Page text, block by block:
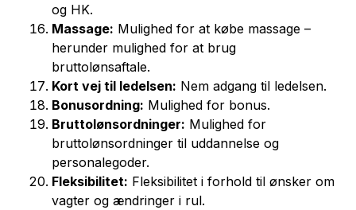
og HK.
Massage: Mulighed for at købe massage –
herunder mulighed for at brug
bruttolønsaftale.
Kort vej til ledelsen: Nem adgang til ledelsen.
Bonusordning: Mulighed for bonus.
Bruttolønsordninger: Mulighed for
bruttolønsordninger til uddannelse og
personalegoder.
Fleksibilitet: Fleksibilitet i forhold til ønsker om
vagter og ændringer i rul.